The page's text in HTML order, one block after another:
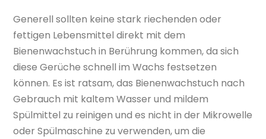
Generell sollten keine stark riechenden oder
fettigen Lebensmittel direkt mit dem
Bienenwachstuch in Berührung kommen, da sich
diese Gerüche schnell im Wachs festsetzen
können. Es ist ratsam, das Bienenwachstuch nach
Gebrauch mit kaltem Wasser und mildem
Spülmittel zu reinigen und es nicht in der Mikrowelle
oder Spülmaschine zu verwenden, um die